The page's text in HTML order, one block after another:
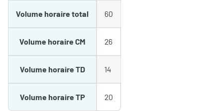
Volume horaire total 60
Volume horaire CM 26
Volume horaire TD 14
Volume horaire TP 20